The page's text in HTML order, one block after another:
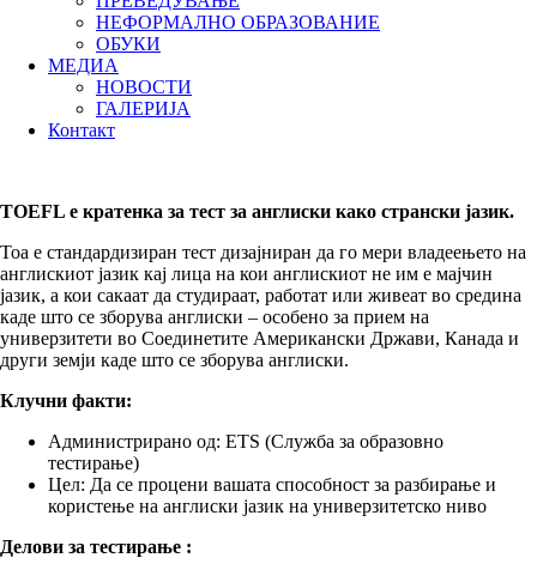
НЕФОРМАЛНО ОБРАЗОВАНИЕ
ОБУКИ
МЕДИА
НОВОСТИ
ГАЛЕРИЈА
Контакт
TOEFL е кратенка за тест за англиски како странски јазик.
Тоа е стандардизиран тест дизајниран да го мери владеењето на
англискиот јазик кај лица на кои англискиот не им е мајчин
јазик, а кои сакаат да студираат, работат или живеат во средина
каде што се зборува англиски – особено за прием на
универзитети во Соединетите Американски Држави, Канада и
други земји каде што се зборува англиски.
Клучни факти:
Администрирано од: ETS (Служба за образовно
тестирање)
Цел: Да се ​​процени вашата способност за разбирање и
користење на англиски јазик на универзитетско ниво
Делови за тестирање :